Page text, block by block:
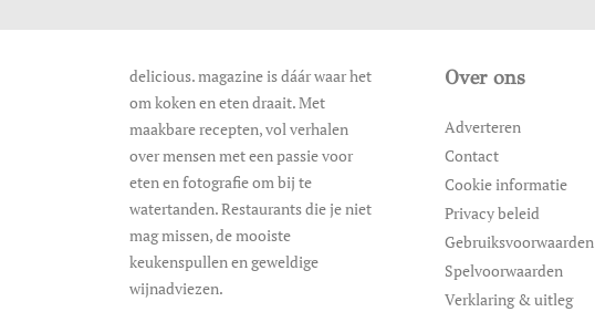
delicious. magazine is dáár waar het
om koken en eten draait. Met
maakbare recepten, vol verhalen
over mensen met een passie voor
eten en fotografie om bij te
watertanden. Restaurants die je niet
mag missen, de mooiste
keukenspullen en geweldige
wijnadviezen.
Over ons
Adverteren
Contact
Cookie informatie
Privacy beleid
Gebruiksvoorwaarden
Spelvoorwaarden
Verklaring & uitleg